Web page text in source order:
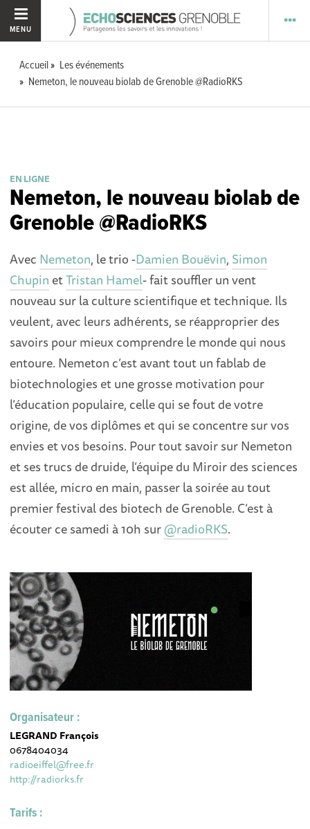
MENU
Accueil
Les événements
Nemeton, le nouveau biolab de Grenoble @RadioRKS
EN LIGNE
Nemeton, le nouveau biolab de
Grenoble @RadioRKS
Avec Nemeton, le trio -Damien Bouëvin, Simon
Chupin etTristan Hamel- fait souffler un vent
nouveau sur la culture scientifique et technique. Ils
veulent, avec leurs adhérents, se réapproprier des
savoirs pour mieux comprendre le monde qui nous
entoure. Nemeton c’est avant tout un fablab de
biotechnologies et une grosse motivation pour
l’éducation populaire, celle qui se fout de votre
origine, de vos diplômes et qui se concentre sur vos
envies et vos besoins. Pour tout savoir sur Nemeton
et ses trucs de druide, l’équipe du Miroir des sciences
est allée, micro en main, passer la soirée au tout
premier festival des biotech de Grenoble. C’est à
écouter ce samedi à 10h sur@radioRKS.
Organisateur :
LEGRAND François
0678404034
radioeiffel@free.fr
http://radiorks.fr
Tarifs :